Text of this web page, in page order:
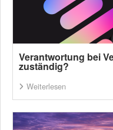
Verantwortung bei
zuständig?
Weiterlesen